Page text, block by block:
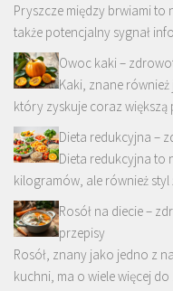
Pryszcze między brwiami
także potencjalny sygnał
Owoc kaki –
Kaki, znane
który zyskuje coraz
Dieta redukcyjna –
Dieta redukcyjna to
kilogramów, ale również
Rosół na diecie –
przepisy
Rosół, znany jako jedno z
kuchni, ma o wiele więcej